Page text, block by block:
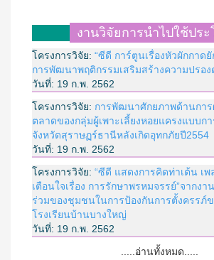
งานวิจัยการนำไปใช้ปร
โครงการวิจัย: “ซีดี การ์ตูนเรื่องหัวผักกาดยั
การพัฒนาพฤติกรรมเสริมสร้างความปรอง
วันที่: 19 ก.พ. 2562
โครงการวิจัย: การพัฒนาศักยภาพด้านการ
ตลาดของกลุ่มผู้เพาะเลี้ยงหอยแครงแบบก
จังหวัดสุราษฏร์ธานีหลังเกิดอุทกภัยปี2554
วันที่: 19 ก.พ. 2562
โครงการวิจัย: “ซีดี แสดงการคิดท่าเต้น เ
เตือนใจเรื่อง การรักษาพรหมจรรย์”จากง
ร่วมของชุมชนในการป้องกันการตั้งครรภ์ข
โรงเรียนบ้านบางใหญ่
วันที่: 19 ก.พ. 2562
.....อ่านทั้งหมด.....